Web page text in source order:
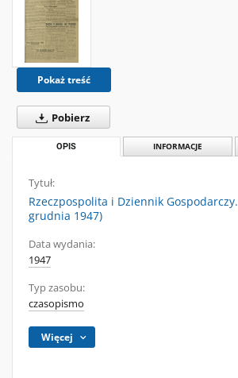
Pokaż treść
Pobierz
OPIS INFORMACJE
Tytuł:
Rzeczpospolita i Dziennik
grudnia 1947)
Data wydania:
1947
Typ zasobu:
czasopismo
Więcej